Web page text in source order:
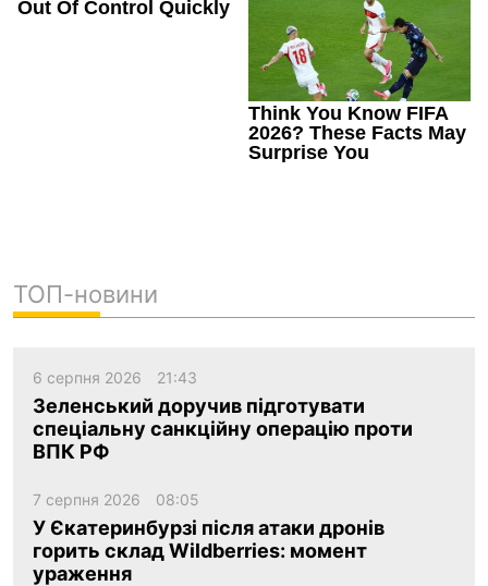
ТОП-новини
6 серпня 2026 21:43
Зеленський доручив підготувати
спеціальну санкційну операцію проти
ВПК РФ
7 серпня 2026 08:05
У Єкатеринбурзі після атаки дронів
горить склад Wildberries: момент
ураження